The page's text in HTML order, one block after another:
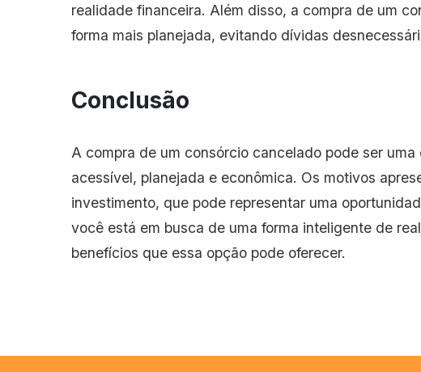
realidade financeira. Além disso, a compra de um
forma mais planejada, evitando dívidas
Conclusão
A compra de um consórcio cancelado pode ser
acessível, planejada e econômica. Os motivos
investimento, que pode representar uma
você está em busca de uma forma inteligente de
benefícios que essa opção pode oferecer.